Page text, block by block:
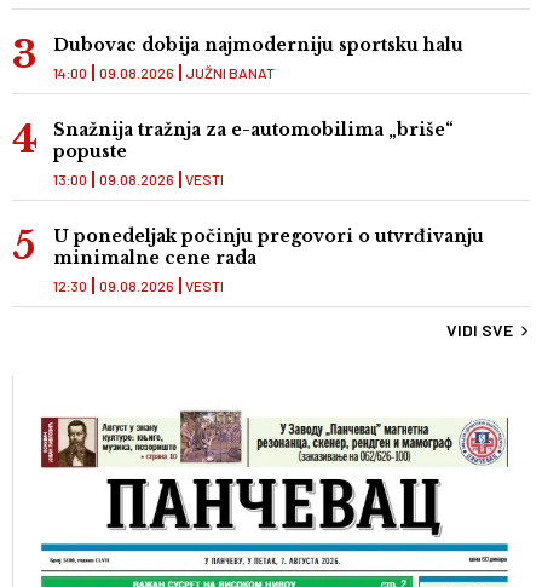
Dubovac dobija najmoderniju sportsku halu
JUŽNI BANAT
14:00 09.08.2026
Snažnija tražnja za e-automobilima „briše“
popuste
VESTI
13:00 09.08.2026
U ponedeljak počinju pregovori o utvrđivanju
minimalne cene rada
VESTI
12:30 09.08.2026
VIDI SVE